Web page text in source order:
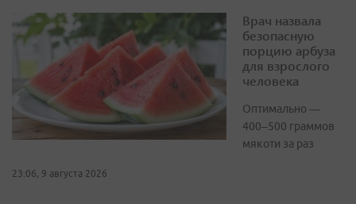
Врач назвала
безопасную
порцию арбуза
для взрослого
человека
Оптимально —
400–500 граммов
мякоти за раз
23:06, 9 августа 2026